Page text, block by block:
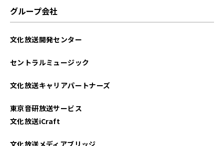
グループ会社
文化放送開発センター
セントラルミュージック
文化放送キャリアパートナーズ
東京音研放送サービス
文化放送iCraft
文化放送メディアブリッジ